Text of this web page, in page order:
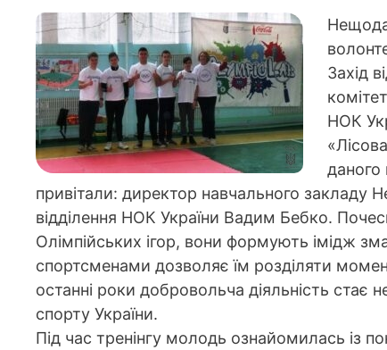
Захід
НОК
даного
привітали: директор навчального закладу
відділення НОК України Вадим Бебко.
Олімпійських ігор, вони формують імідж
спортсменами дозволяє їм розділяти
останні роки добровольча діяльність стає
спорту України.
Під час тренінгу молодь ознайомилась із